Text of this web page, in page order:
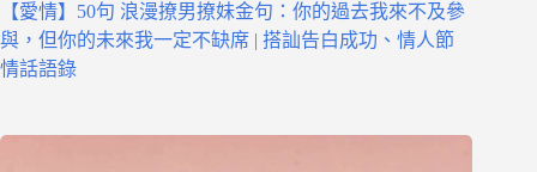
【愛情】50句 浪漫撩男撩妹金句：你的過去我來不及參
與，但你的未來我一定不缺席 | 搭訕告白成功、情人節
情話語錄